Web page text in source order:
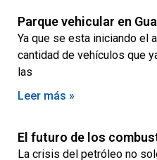
Parque vehicular en
Ya que se esta iniciando el
cantidad de vehículos que
las
Leer más »
El futuro de los
La crisis del petróleo no